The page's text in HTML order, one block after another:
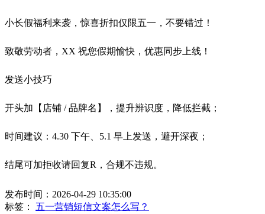
小长假福利来袭，惊喜折扣仅限五一，不要错过！
致敬劳动者，XX 祝您假期愉快，优惠同步上线！
发送小技巧
开头加【店铺 / 品牌名】，提升辨识度，降低拦截；
时间建议：4.30 下午、5.1 早上发送，避开深夜；
结尾可加拒收请回复R，合规不违规。
发布时间：2026-04-29 10:35:00
标签： 五一营销短信文案怎么写？